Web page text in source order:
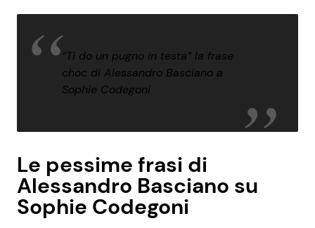
“Ti do un pugno in testa” la frase
choc di Alessandro Basciano a
Sophie Codegoni
Le pessime frasi di
Alessandro Basciano su
Sophie Codegoni